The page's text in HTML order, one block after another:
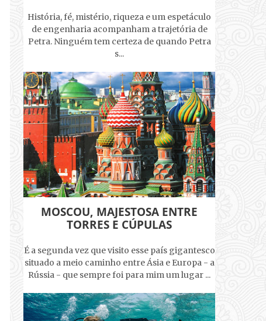
História, fé, mistério, riqueza e um espetáculo
de engenharia acompanham a trajetória de
Petra. Ninguém tem certeza de quando Petra
s...
MOSCOU, MAJESTOSA ENTRE
TORRES E CÚPULAS
É a segunda vez que visito esse país gigantesco
situado a meio caminho entre Ásia e Europa - a
Rússia - que sempre foi para mim um lugar ...